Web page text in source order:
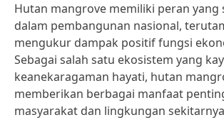
Hutan mangrove memiliki peran yang
dalam pembangunan nasional,
mengukur dampak positif fungsi
Sebagai salah satu ekosistem yang
keanekaragaman hayati, hutan
memberikan berbagai manfaat
masyarakat dan lingkungan